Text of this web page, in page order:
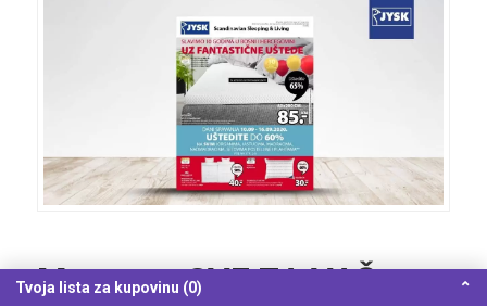
Mercator SVE ZA VAŠ
Tvoja lista za kupovinu (0) ⌃